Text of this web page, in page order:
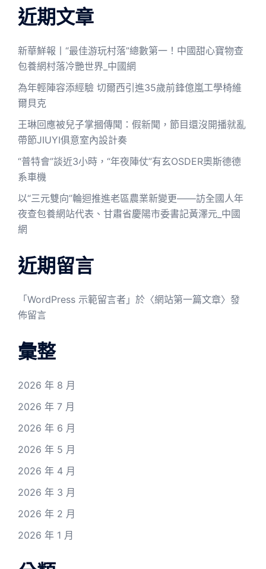
近期文章
新華鮮報丨“最佳游玩村落”總數第一！中國甜心寶物查
包養網村落冷艷世界_中國網
為年輕陣容添經驗 切爾西引進35歲前鋒億嵐工學椅維
爾貝克
王琳回應被兒子掌摑傳聞：假新聞，節目還沒開播就亂
帶節JIUYI俱意室內設計奏
“普特會”談近3小時，“年夜陣仗”有玄OSDER奧斯德德
系車機
以“三元雙向”輪迴推進老區農業新變更——訪全國人年
夜查包養網站代表、甘肅省慶陽市委書記黃澤元_中國
網
近期留言
「 WordPress 示範留言者 」於〈網站第一篇文章〉發
佈留言
彙整
2026 年 8 月
2026 年 7 月
2026 年 6 月
2026 年 5 月
2026 年 4 月
2026 年 3 月
2026 年 2 月
2026 年 1 月